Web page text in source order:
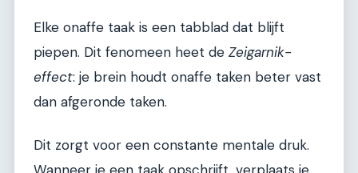
Elke onaffe taak is een tabblad dat blijft
piepen. Dit fenomeen heet de Zeigarnik-
effect: je brein houdt onaffe taken beter vast
dan afgeronde taken.
Dit zorgt voor een constante mentale druk.
Wanneer je een taak opschrijft, verplaats je